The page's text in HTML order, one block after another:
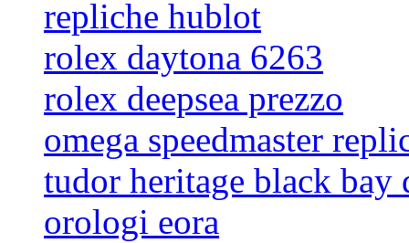
repliche hublot
rolex daytona 6263
rolex deepsea prezzo
omega speedmaster
tudor heritage black bay
orologi eora